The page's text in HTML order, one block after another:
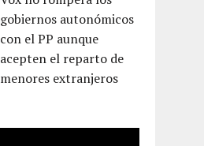
gobiernos autonómicos
con el PP aunque
acepten el reparto de
menores extranjeros